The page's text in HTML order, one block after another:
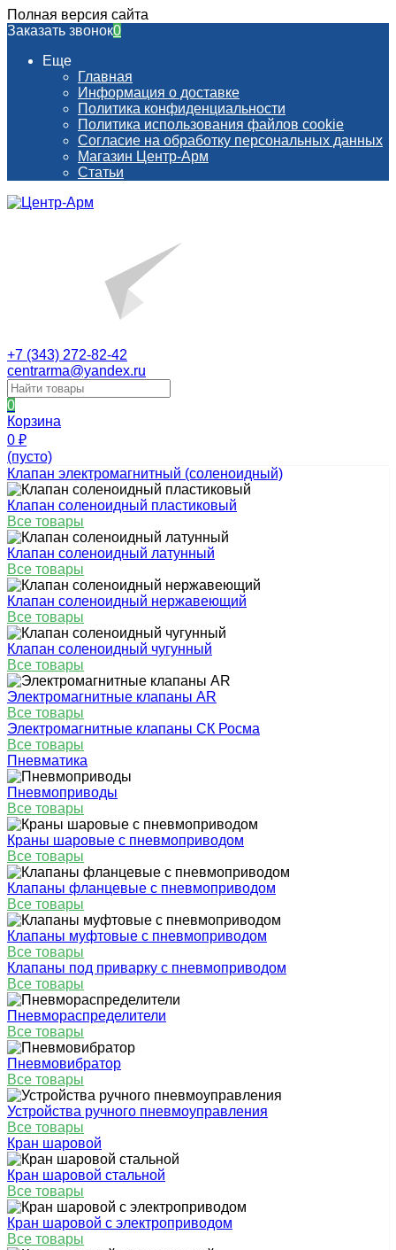
Полная версия сайта
Заказать звонок0
Еще
Главная
Информация о доставке
Политика конфиденциальности
Политика использования файлов cookie
Согласие на обработку персональных данных
Магазин Центр-Арм
Статьи
+7 (343) 272-82-42
centrarma@yandex.ru
0
Корзина
0 ₽
(пусто)
Клапан электромагнитный (соленоидный)
Клапан соленоидный пластиковый
Все товары
Клапан соленоидный латунный
Все товары
Клапан соленоидный нержавеющий
Все товары
Клапан соленоидный чугунный
Все товары
Электромагнитные клапаны AR
Все товары
Электромагнитные клапаны СК Росма
Все товары
Пневматика
Пневмоприводы
Все товары
Краны шаровые с пневмоприводом
Все товары
Клапаны фланцевые с пневмоприводом
Все товары
Клапаны муфтовые с пневмоприводом
Все товары
Клапаны под приварку с пневмоприводом
Все товары
Пневмораспределители
Все товары
Пневмовибратор
Все товары
Устройства ручного пневмоуправления
Все товары
Кран шаровой
Кран шаровой стальной
Все товары
Кран шаровой с электроприводом
Все товары